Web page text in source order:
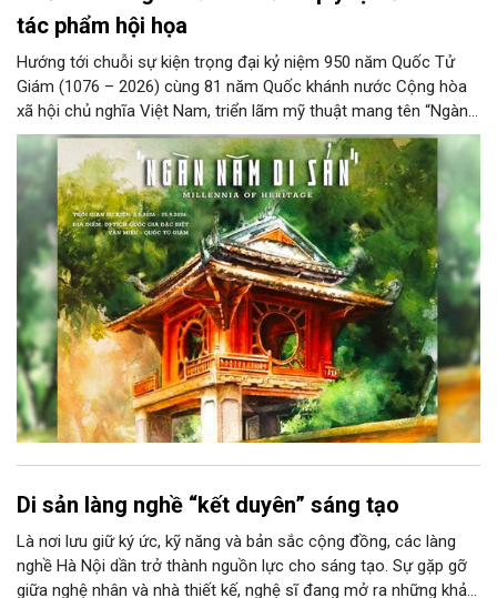
tác phẩm hội họa
Hướng tới chuỗi sự kiện trọng đại kỷ niệm 950 năm Quốc Tử
Giám (1076 – 2026) cùng 81 năm Quốc khánh nước Cộng hòa
xã hội chủ nghĩa Việt Nam, triển lãm mỹ thuật mang tên “Ngàn
năm di sản” sẽ chính thức khai mạc vào ngày 8/8 tại Nhà Thái
Học, Di tích Quốc gia đặc biệt Văn Miếu – Quốc Tử Giám. Sự
kiện kéo dài đến ngày 25/9/2026 hứa hẹn trở thành điểm đến
văn hóa đầy sức hút, góp phần làm phong phú đời sống nghệ
thuật của Thủ đô trong mùa thu này.
Di sản làng nghề “kết duyên” sáng tạo
Là nơi lưu giữ ký ức, kỹ năng và bản sắc cộng đồng, các làng
nghề Hà Nội dần trở thành nguồn lực cho sáng tạo. Sự gặp gỡ
giữa nghệ nhân và nhà thiết kế, nghệ sĩ đang mở ra những khả